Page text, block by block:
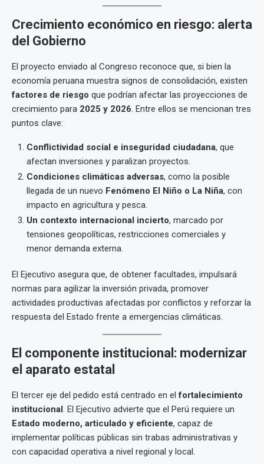
Crecimiento económico en riesgo: alerta
del Gobierno
El proyecto enviado al Congreso reconoce que, si bien la
economía peruana muestra signos de consolidación, existen
factores de riesgo que podrían afectar las proyecciones de
crecimiento para 2025 y 2026. Entre ellos se mencionan tres
puntos clave:
Conflictividad social e inseguridad ciudadana, que
afectan inversiones y paralizan proyectos.
Condiciones climáticas adversas, como la posible
llegada de un nuevo Fenómeno El Niño o La Niña, con
impacto en agricultura y pesca.
Un contexto internacional incierto, marcado por
tensiones geopolíticas, restricciones comerciales y
menor demanda externa.
El Ejecutivo asegura que, de obtener facultades, impulsará
normas para agilizar la inversión privada, promover
actividades productivas afectadas por conflictos y reforzar la
respuesta del Estado frente a emergencias climáticas.
El componente institucional: modernizar
el aparato estatal
El tercer eje del pedido está centrado en elfortalecimiento
institucional. El Ejecutivo advierte que el Perú requiere un
Estado moderno, articulado y eficiente, capaz de
implementar políticas públicas sin trabas administrativas y
con capacidad operativa a nivel regional y local.